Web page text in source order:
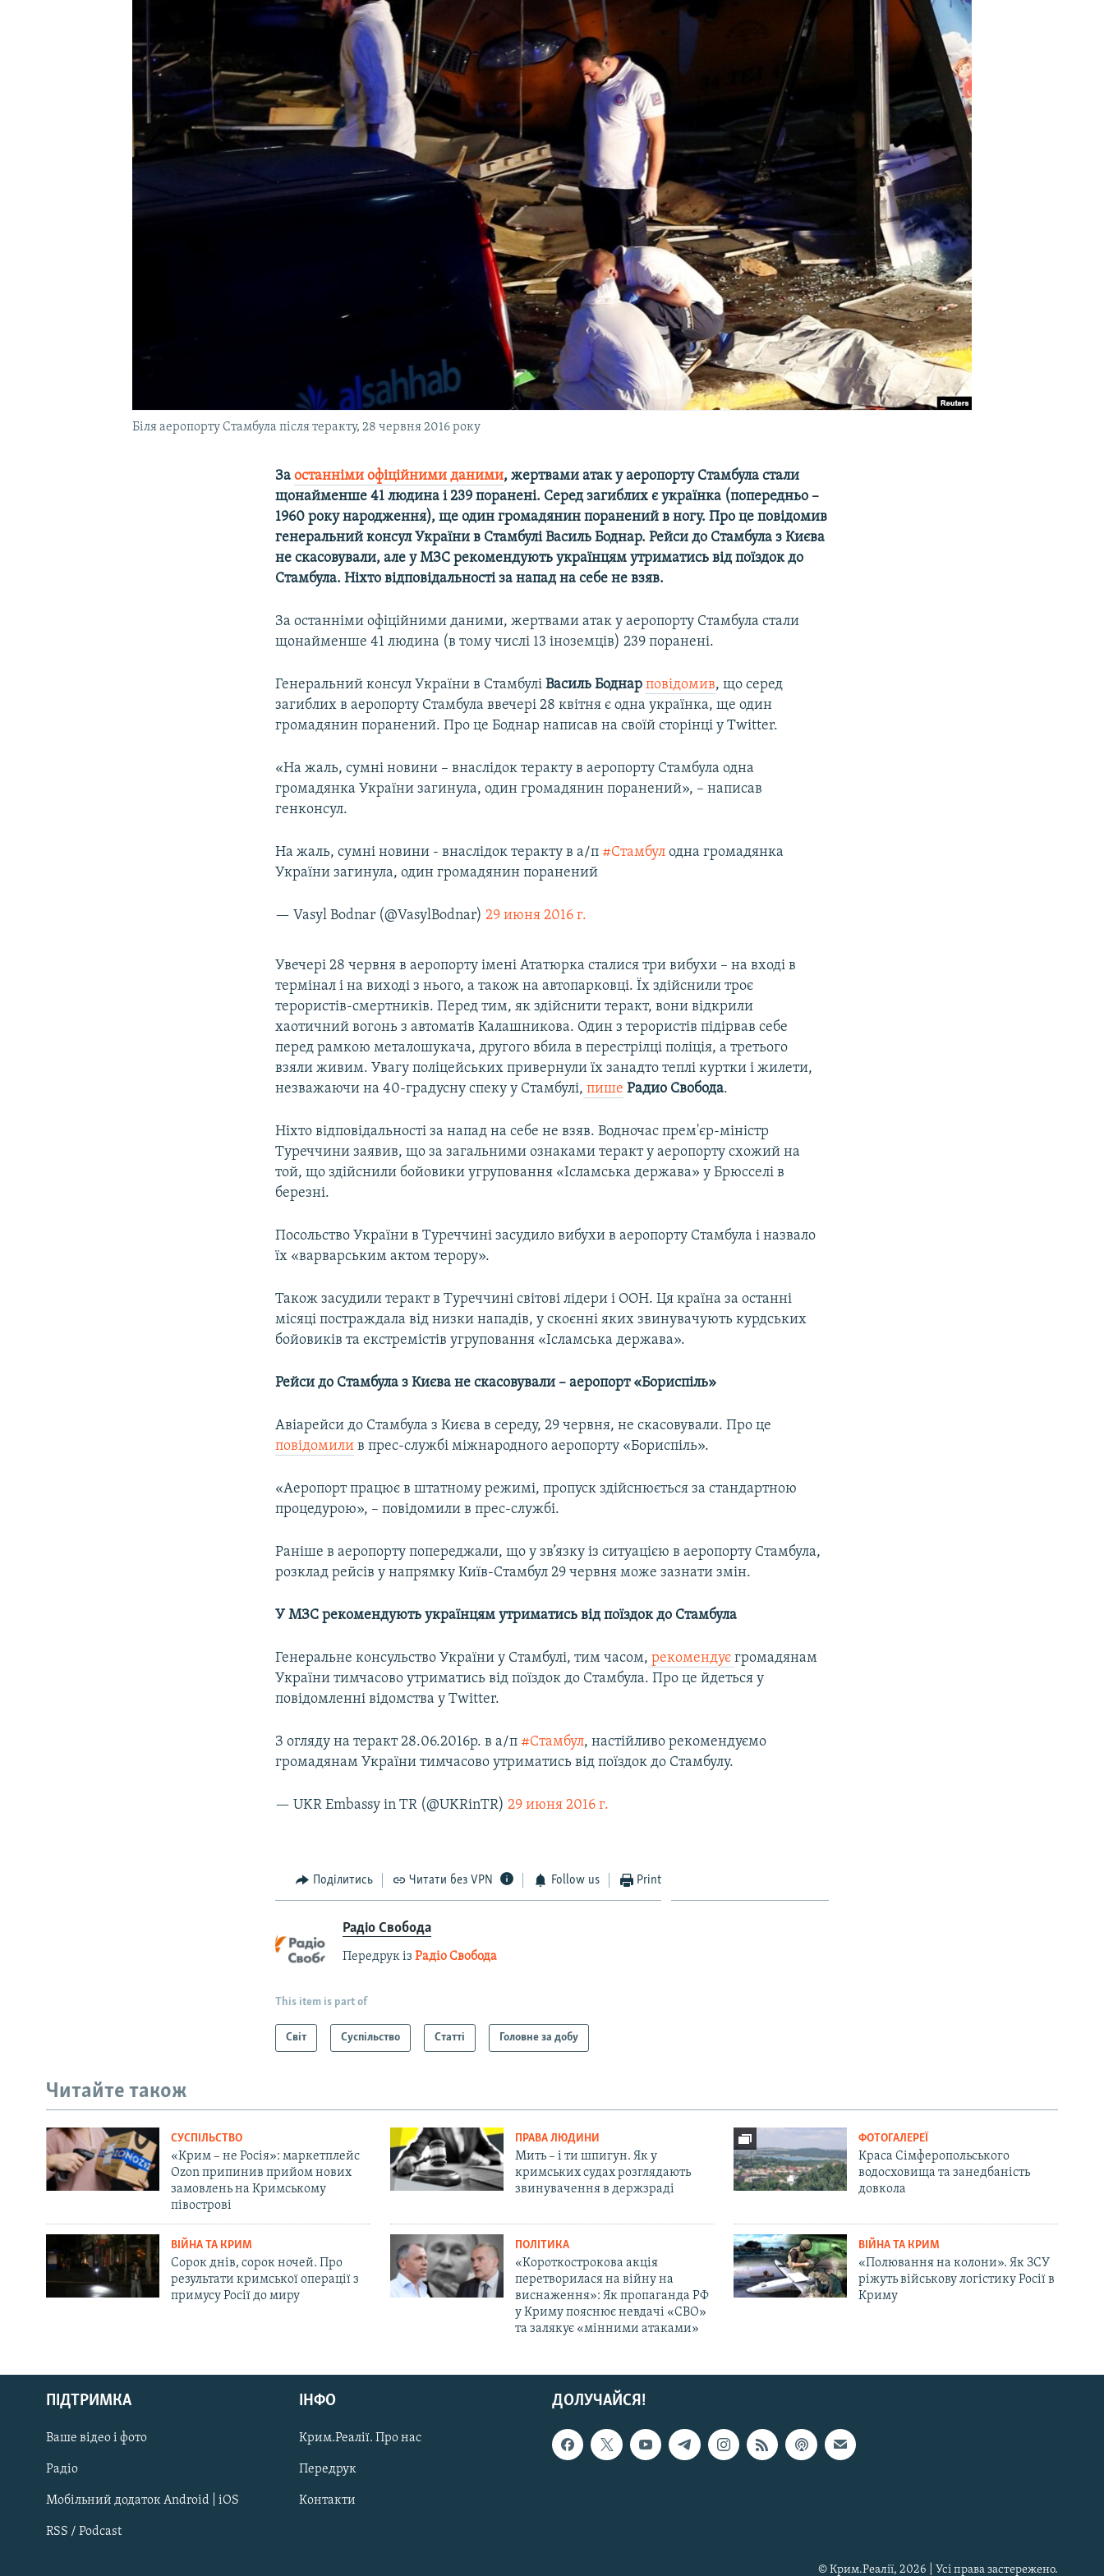
УКРАЇНСЬКА ПРОБЛЕМА КРИМУ
Русский
Qırımtatar
ДОЛУЧАЙСЯ!
Біля аеропорту Стамбула після теракту, 28 червня 2016 року
Заостанніми офіційними даними, жертвами атак у аеропорту Стамбула стали
щонайменше 41 людина і 239 поранені. Серед загиблих є українка (попередньо –
1960 року народження), ще один громадянин поранений в ногу. Про це повідомив
генеральний консул України в Стамбулі Василь Боднар. Рейси до Стамбула з Києва
не скасовували, але у МЗС рекомендують українцям утриматись від поїздок до
Стамбула. Ніхто відповідальності за напад на себе не взяв.
За останніми офіційними даними, жертвами атак у аеропорту Стамбула стали
щонайменше 41 людина (в тому числі 13 іноземців) 239 поранені.
Генеральний консул України в СтамбуліВасиль Боднар повідомив, що серед
загиблих в аеропорту Стамбула ввечері 28 квітня є одна українка, ще один
громадянин поранений. Про це Боднар написав на своїй сторінці у Twitter.
«На жаль, сумні новини – внаслідок теракту в аеропорту Стамбула одна
громадянка України загинула, один громадянин поранений», – написав
генконсул.
На жаль, сумні новини - внаслідок теракту в а/п #Стамбул одна громадянка
України загинула, один громадянин поранений
— Vasyl Bodnar (@VasylBodnar)29 июня 2016 г.
Увечері 28 червня в аеропорту імені Ататюрка сталися три вибухи – на вході в
термінал і на виході з нього, а також на автопарковці. Їх здійснили троє
терористів-смертників. Перед тим, як здійснити теракт, вони відкрили
хаотичний вогонь з автоматів Калашникова. Один з терористів підірвав себе
перед рамкою металошукача, другого вбила в перестрілці поліція, а третього
взяли живим. Увагу поліцейських привернули їх занадто теплі куртки і жилети,
незважаючи на 40-градусну спеку у Стамбулі, пише Радио Свобода.
Ніхто відповідальності за напад на себе не взяв. Водночас прем'єр-міністр
Туреччини заявив, що за загальними ознаками теракт у аеропорту схожий на
той, що здійснили бойовики угруповання «Ісламська держава» у Брюсселі в
березні.
Посольство України в Туреччині засудило вибухи в аеропорту Стамбула і назвало
їх «варварським актом терору».
Також засудили теракт в Туреччині світові лідери і ООН. Ця країна за останні
місяці постраждала від низки нападів, у скоєнні яких звинувачують курдських
бойовиків та екстремістів угруповання «Ісламська держава».
Рейси до Стамбула з Києва не скасовували – аеропорт «Бориспіль»
Авіарейси до Стамбула з Києва в середу, 29 червня, не скасовували. Про це
повідомили в прес-службі міжнародного аеропорту «Бориспіль».
«Аеропорт працює в штатному режимі, пропуск здійснюється за стандартною
процедурою», – повідомили в прес-службі.
Раніше в аеропорту попереджали, що у зв’язку із ситуацією в аеропорту Стамбула,
розклад рейсів у напрямку Київ-Стамбул 29 червня може зазнати змін.
У МЗС рекомендують українцям утриматись від поїздок до Стамбула
Генеральне консульство України у Стамбулі, тим часом, рекомендуєгромадянам
України тимчасово утриматись від поїздок до Стамбула. Про це йдеться у
повідомленні відомства у Twitter.
З огляду на теракт 28.06.2016р. в а/п #Стамбул, настійливо рекомендуємо
громадянам України тимчасово утриматись від поїздок до Стамбулу.
— UKR Embassy in TR (@UKRinTR)29 июня 2016 г.
Поділитись Читати без VPN Follow us Print
Радіо Свобода
Передрук ізРадіо Свобода
This item is part of
Світ Суспільство Статті Головне за добу
Читайте також
СУСПІЛЬСТВО
«Крим – не Росія»: маркетплейс
Ozon припинив прийом нових
замовлень на Кримському
півострові
ПРАВА ЛЮДИНИ
Мить – і ти шпигун. Як у
кримських судах розглядають
звинувачення в держзраді
ФОТОГАЛЕРЕЇ
Краса Сімферопольського
водосховища та занедбаність
довкола
ВІЙНА ТА КРИМ
Сорок днів, сорок ночей. Про
результати кримської операції з
примусу Росії до миру
ПОЛІТИКА
«Короткострокова акція
перетворилася на війну на
виснаження»: Як пропаганда РФ
у Криму пояснює невдачі «СВО»
та залякує «мінними атаками»
ВІЙНА ТА КРИМ
«Полювання на колони». Як ЗСУ
ріжуть військову логістику Росії в
Криму
ДОЛУЧАЙСЯ!
ПІДТРИМКА
Ваше відео і фото
Радіо
Мобільний додаток Android | iOS
RSS / Podcast
ІНФО
Крим.Реалії. Про нас
Передрук
Контакти
© Крим.Реалії, 2026 | Усі права застережено.